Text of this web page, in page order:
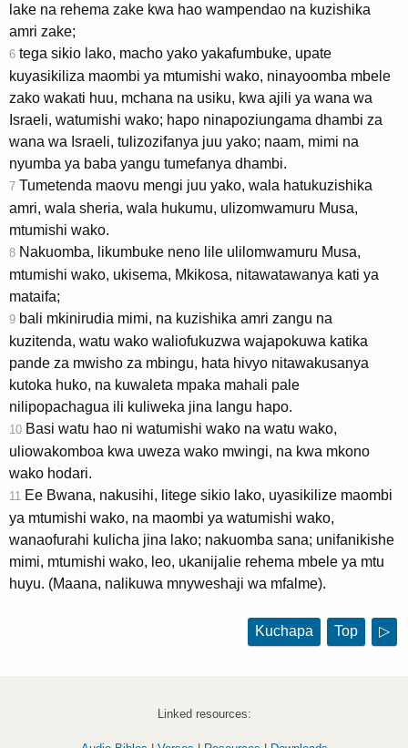
lake na rehema zake kwa hao wampendao na kuzishika
amri zake;
6 tega sikio lako, macho yako yakafumbuke, upate
kuyasikiliza maombi ya mtumishi wako, ninayoomba mbele
zako wakati huu, mchana na usiku, kwa ajili ya wana wa
Israeli, watumishi wako; hapo ninapoziungama dhambi za
wana wa Israeli, tulizozifanya juu yako; naam, mimi na
nyumba ya baba yangu tumefanya dhambi.
7 Tumetenda maovu mengi juu yako, wala hatukuzishika
amri, wala sheria, wala hukumu, ulizomwamuru Musa,
mtumishi wako.
8 Nakuomba, likumbuke neno lile ulilomwamuru Musa,
mtumishi wako, ukisema, Mkikosa, nitawatawanya kati ya
mataifa;
9 bali mkinirudia mimi, na kuzishika amri zangu na
kuzitenda, watu wako waliofukuzwa wajapokuwa katika
pande za mwisho za mbingu, hata hivyo nitawakusanya
kutoka huko, na kuwaleta mpaka mahali pale
nilipopachagua ili kuliweka jina langu hapo.
10 Basi watu hao ni watumishi wako na watu wako,
uliowakomboa kwa uweza wako mwingi, na kwa mkono
wako hodari.
11 Ee Bwana, nakusihi, litege sikio lako, uyasikilize maombi
ya mtumishi wako, na maombi ya watumishi wako,
wanaofurahi kulicha jina lako; nakuomba sana; unifanikishe
mimi, mtumishi wako, leo, ukanijalie rehema mbele ya mtu
huyu. (Maana, nalikuwa mnyweshaji wa mfalme).
Kuchapa Top ▷
Linked resources: